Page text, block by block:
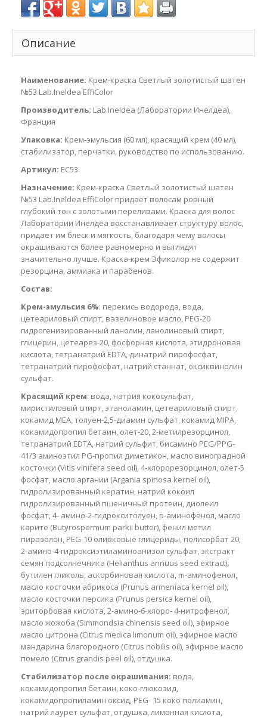
Описание
Наименование: Крем-краска Светлый золотистый шатен
№53 Lab.Ineldea EffiColor
Производитель: Lab.Ineldea (Лаборатории Инелдеа),
Франция
Упаковка: Крем-эмульсия (60 мл), красящий крем (40 мл),
стабилизатор, перчатки, руководство по использованию.
Артикул: EC53
Назначение: Крем-краска Светлый золотистый шатен
№53 Lab.Ineldea EffiColor придает волосам ровный
глубокий тон с золотыми переливами. Краска для волос
Лаборатории Инелдеа восстанавливает структуру волос,
придает им блеск и мягкость, благодаря чему волосы
окрашиваются более равномерно и выглядят
значительно лучше. Краска-крем Эфиколор не содержит
резорцина, аммиака и парабенов.
Состав:
Крем-эмульсия 6%: перекись водорода, вода,
цетеариловый спирт, вазелиновое масло, PEG-20
гидрогенизированный ланолин, ланолиновый спирт,
глицерин, цетеарез-20, фосфорная кислота, этидроновая
кислота, тетранатрий EDTA, динатрий пирофосфат,
тетранатрий пирофосфат, натрий станнат, оксиквинолин
сульфат.
Красящий крем: вода, натрия кокосульфат,
миристиловый спирт, этаноламин, цетеариловый спирт,
кокамид MEA, толуен-2,5-диамин сульфат, кокамид MIPA,
кокамидопропил бетаин, олет-20, 2-метилрезорцинол,
тетранатрий EDTA, натрий сульфит, бисамино PEG/PPG-
41/3 аминоэтил PG-пропил диметикон, масло виноградной
косточки (Vitis vinifera seed oil), 4-хлорорезорцинол, олет-5
фосфат, масло аргании (Argania spinosa kernel oil),
гидролизированный кератин, натрий кокоил
гидролизированный пшеничный протеин, диолеил
фосфат, 4- амино-2-гидрокситолуен, p-аминофенол, масло
карите (Butyrospermum parkii butter), фенил метил
пиразолон, PEG-10 оливковые глицериды, полисорбат 20,
2-амино-4-гидроксиэтиламиноанизол сульфат, экстракт
семян подсолнечника (Helianthus annuus seed extract),
бутилен гликоль, аскорбиновая кислота, m-аминофенол,
масло косточки абрикоса (Prunus armeniaca kernel oil),
масло косточки персика (Prunus persica kernel oil),
эриторбовая кислота, 2-амино-6-хлоро- 4-нитрофенол,
масло жожоба (Simmondsia chinensis seed oil), эфирное
масло цитрона (Citrus medica limonum oil), эфирное масло
мандарина благородного (Citrus nobilis oil), эфирное масло
помело (Citrus grandis peel oil), отдушка.
Стабилизатор после окрашивания: вода,
кокамидопропил бетаин, коко-глюкозид,
кокамидопропиламин оксид, PEG- 15 коко полиамин,
натрий лаурет сульфат, отдушка, лимонная кислота,